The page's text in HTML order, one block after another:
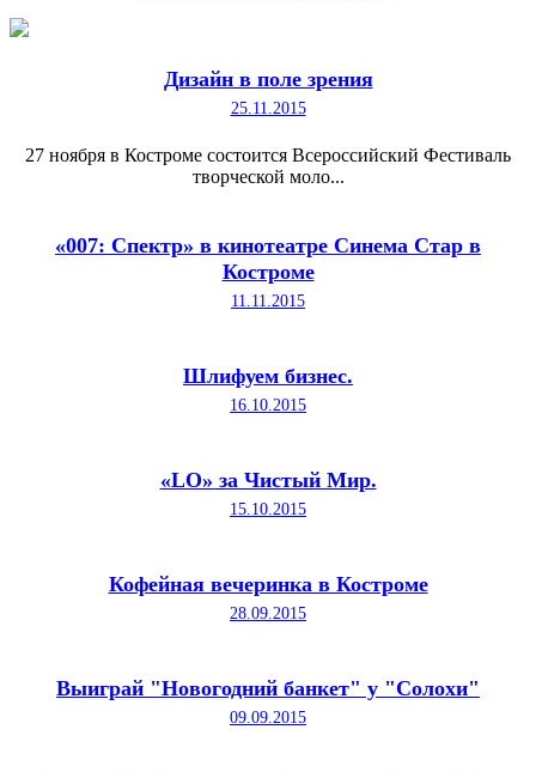
Дизайн в поле зрения
25.11.2015
27 ноября в Костроме состоится Всероссийский Фестиваль
творческой моло...
«007: Спектр» в кинотеатре Синема Стар в
Костроме
11.11.2015
Шлифуем бизнес.
16.10.2015
«LO» за Чистый Мир.
15.10.2015
Кофейная вечеринка в Костроме
28.09.2015
Выиграй "Новогодний банкет" у "Солохи"
09.09.2015